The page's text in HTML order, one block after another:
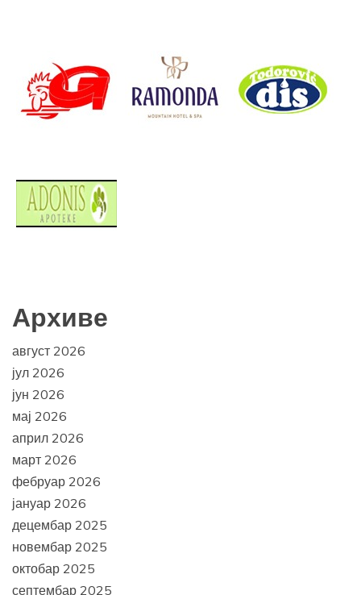
Архиве
август 2026
јул 2026
јун 2026
мај 2026
април 2026
март 2026
фебруар 2026
јануар 2026
децембар 2025
новембар 2025
октобар 2025
септембар 2025